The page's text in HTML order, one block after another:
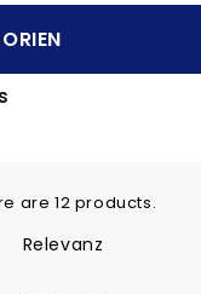
are 12 products.
Relevanz